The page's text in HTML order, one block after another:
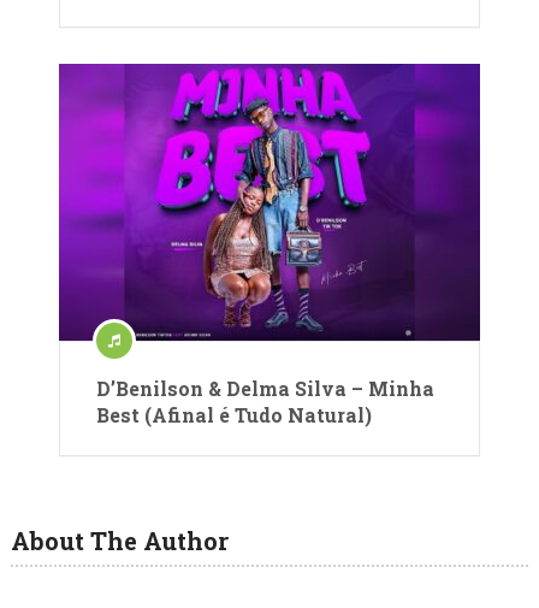
D’Benilson & Delma Silva – Minha
Best (Afinal é Tudo Natural)
About The Author